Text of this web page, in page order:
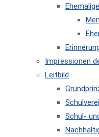
Ehemalige
Impressionen
Leitbild
Schul-